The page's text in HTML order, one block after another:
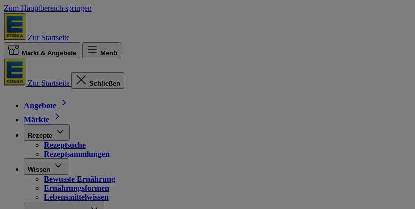
Zum Hauptbereich springen
Zur Startseite
Markt & Angebote Menü
Zur Startseite Schließen
Angebote
Märkte
Rezepte
Rezeptsuche
Rezeptsammlungen
Wissen
Bewusste Ernährung
Ernährungsformen
Lebensmittelwissen